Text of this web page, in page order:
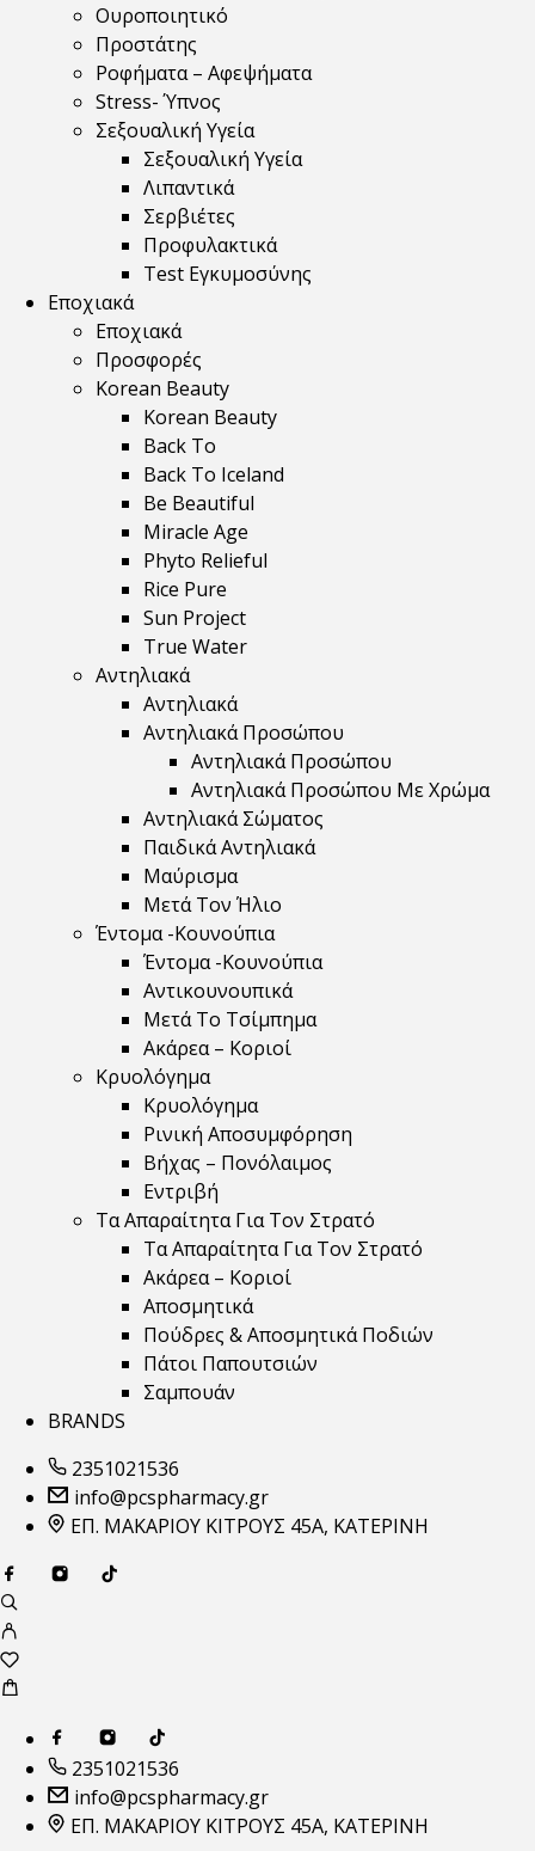
Ουροποιητικό
Προστάτης
Ροφήματα – Αφεψήματα
Stress- Ύπνος
Σεξουαλική Υγεία
Σεξουαλική Υγεία
Λιπαντικά
Σερβιέτες
Προφυλακτικά
Test Εγκυμοσύνης
Εποχιακά
Εποχιακά
Προσφορές
Korean Beauty
Korean Beauty
Back To
Back To Iceland
Be Beautiful
Miracle Age
Phyto Relieful
Rice Pure
Sun Project
True Water
Αντηλιακά
Αντηλιακά
Αντηλιακά Προσώπου
Αντηλιακά Προσώπου
Αντηλιακά Προσώπου Με Χρώμα
Αντηλιακά Σώματος
Παιδικά Αντηλιακά
Μαύρισμα
Mετά Τον Ήλιο
Έντομα -Κουνούπια
Έντομα -Κουνούπια
Αντικουνουπικά
Μετά Το Τσίμπημα
Ακάρεα – Κοριοί
Κρυολόγημα
Κρυολόγημα
Ρινική Αποσυμφόρηση
Βήχας – Πονόλαιμος
Εντριβή
Τα Απαραίτητα Για Τον Στρατό
Τα Απαραίτητα Για Τον Στρατό
Ακάρεα – Κοριοί
Αποσμητικά
Πούδρες & Αποσμητικά Ποδιών
Πάτοι Παπουτσιών
Σαμπουάν
BRANDS
2351021536
info@pcspharmacy.gr
ΕΠ. ΜΑΚΑΡΙΟΥ ΚΙΤΡΟΥΣ 45Α, ΚΑΤΕΡΙΝΗ
2351021536
info@pcspharmacy.gr
ΕΠ. ΜΑΚΑΡΙΟΥ ΚΙΤΡΟΥΣ 45Α, ΚΑΤΕΡΙΝΗ